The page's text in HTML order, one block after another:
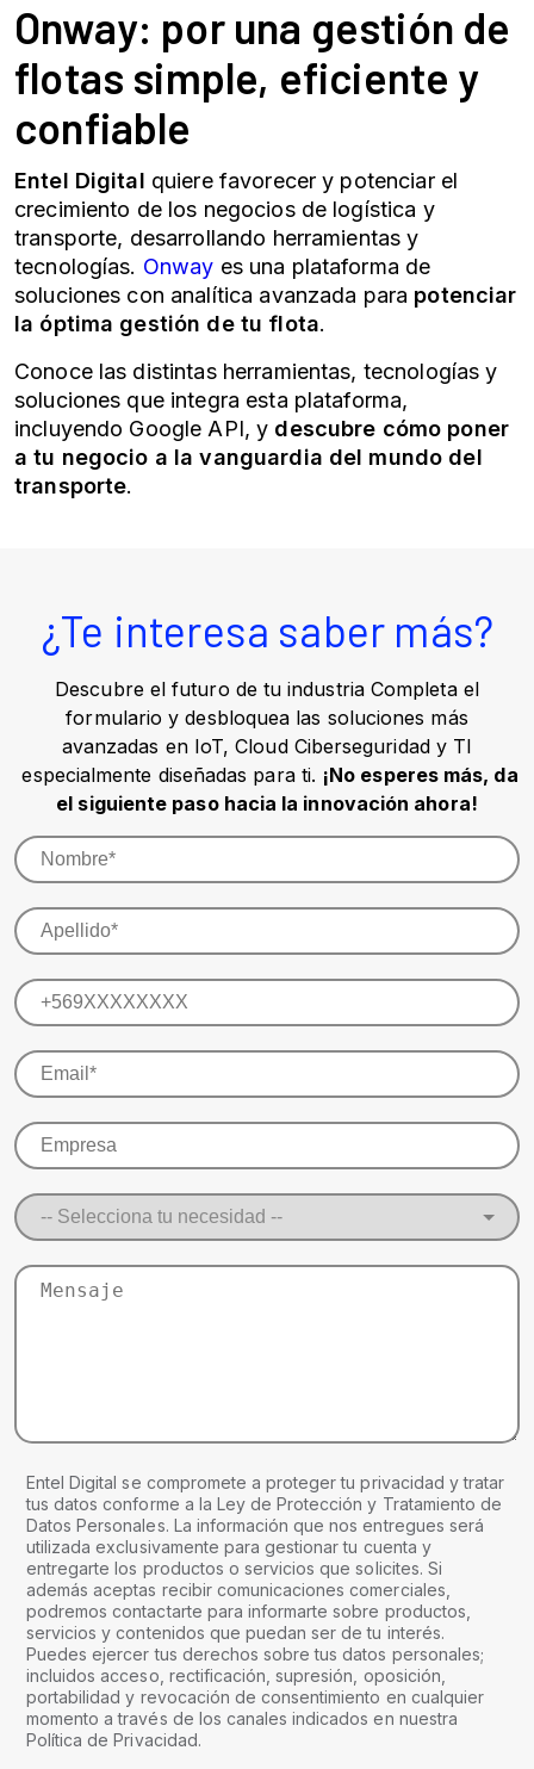
Onway: por una gestión de
flotas simple, eficiente y
confiable
Entel Digital quiere favorecer y potenciar el
crecimiento de los negocios de logística y
transporte, desarrollando herramientas y
tecnologías. Onway es una plataforma de
soluciones con analítica avanzada para potenciar
la óptima gestión de tu flota.
Conoce las distintas herramientas, tecnologías y
soluciones que integra esta plataforma,
incluyendo Google API, y descubre cómo poner
a tu negocio a la vanguardia del mundo del
transporte.
¿Te interesa saber más?
Descubre el futuro de tu industria Completa el
formulario y desbloquea las soluciones más
avanzadas en IoT, Cloud Ciberseguridad y TI
especialmente diseñadas para ti. ¡No esperes más, da
el siguiente paso hacia la innovación ahora!
Entel Digital se compromete a proteger tu privacidad y tratar
tus datos conforme a la Ley de Protección y Tratamiento de
Datos Personales. La información que nos entregues será
utilizada exclusivamente para gestionar tu cuenta y
entregarte los productos o servicios que solicites. Si
además aceptas recibir comunicaciones comerciales,
podremos contactarte para informarte sobre productos,
servicios y contenidos que puedan ser de tu interés.
Puedes ejercer tus derechos sobre tus datos personales;
incluidos acceso, rectificación, supresión, oposición,
portabilidad y revocación de consentimiento en cualquier
momento a través de los canales indicados en nuestra
Política de Privacidad.